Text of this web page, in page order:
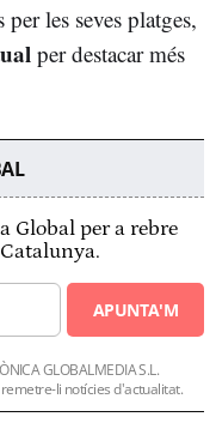
les seves platges,
per destacar més
Global per a rebre
APUNTA'M
GLOBALMEDIA S.L.
li notícies d'actualitat.